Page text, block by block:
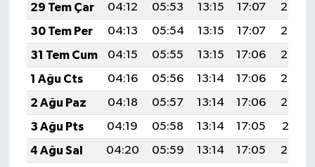
29 Tem Çar
04:12 05:53 13:15 17:07
20:26
30 Tem Per
04:13 05:54 13:15 17:07
20:25
31 Tem Cum
04:15 05:55 13:15 17:06
20:24
1 Ağu Cts
04:16 05:56 13:14 17:06
20:23
2 Ağu Paz
04:18 05:57 13:14 17:06
20:22
3 Ağu Pts
04:19 05:58 13:14 17:05
20:21
4 Ağu Sal
04:20 05:59 13:14 17:05
20:20